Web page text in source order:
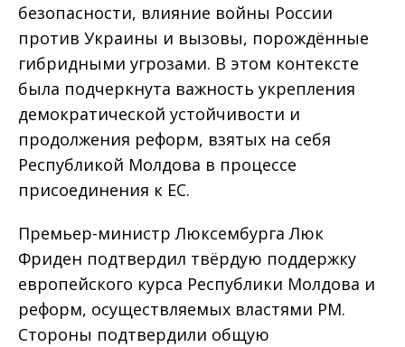
безопасности, влияние войны России
против Украины и вызовы, порождённые
гибридными угрозами. В этом контексте
была подчеркнута важность укрепления
демократической устойчивости и
продолжения реформ, взятых на себя
Республикой Молдова в процессе
присоединения к ЕС.
Премьер-министр Люксембурга Люк
Фриден подтвердил твёрдую поддержку
европейского курса Республики Молдова и
реформ, осуществляемых властями РМ.
Стороны подтвердили общую